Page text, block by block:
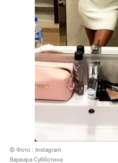
© Фото : Instagram
Варвара Субботина